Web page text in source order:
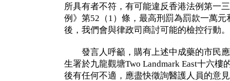
所具有者不符，有可能違反香港法例第一
例》第52（1）條，最高刑罰為罰款一萬
後，我們會與律政司商討可能的檢控行
發言人呼籲，購有上述中成藥的市民應
生署於九龍觀塘Two Landmark East十六樓
後有任何不適，應盡快徵詢醫護人員的意